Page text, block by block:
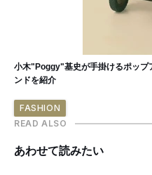
小木"Poggy"基史が手掛けるポップ
ンドを紹介
FASHION
READ ALSO
あわせて読みたい